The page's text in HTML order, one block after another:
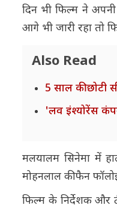
दिन भी फिल्म ने
आगे भी जारी रहा
Also Read
5 साल की छोटी
'लव इंश्योरेंस
मलयालम सिनेमा में
मोहनलाल की फैन
फिल्म के निर्देशक और